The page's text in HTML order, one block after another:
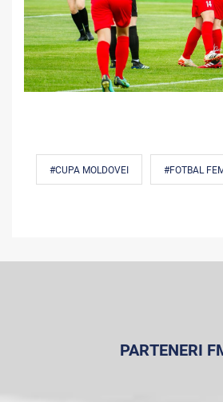
#CUPA MOLDOVEI #FOTBAL
PARTENERI